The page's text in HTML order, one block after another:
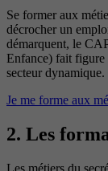
Se former aux
décrocher un
démarquent, le
Enfance) fait figure
secteur dynamique.
Je me forme aux
2. Les
Les métiers du